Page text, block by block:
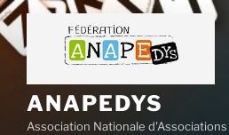
Aller
au
contenu
ANAPEDYS
Association Nationale